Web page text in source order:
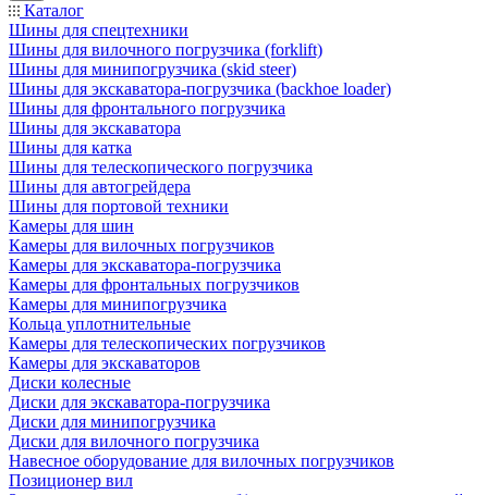
Каталог
Шины для спецтехники
Шины для вилочного погрузчика (forklift)
Шины для минипогрузчика (skid steer)
Шины для экскаватора-погрузчика (backhoe loader)
Шины для фронтального погрузчика
Шины для экскаватора
Шины для катка
Шины для телескопического погрузчика
Шины для автогрейдера
Шины для портовой техники
Камеры для шин
Камеры для вилочных погрузчиков
Камеры для экскаватора-погрузчика
Камеры для фронтальных погрузчиков
Камеры для минипогрузчика
Кольца уплотнительные
Камеры для телескопических погрузчиков
Камеры для экскаваторов
Диски колесные
Диски для экскаватора-погрузчика
Диски для минипогрузчика
Диски для вилочного погрузчика
Навесное оборудование для вилочных погрузчиков
Позиционер вил